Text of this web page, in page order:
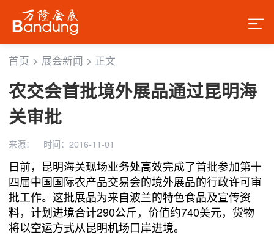
首页 > 展会新闻 > 正文
农交会首批境外展品通过昆明海
关审批
来源： 时间：2016-11-01
日前，昆明海关现场业务处高效完成了首批参加第十
四届中国国际农产品交易会的境外展品的行政许可审
批工作。这批展品为来自波兰的特色食品及宣传资
料，计划进境合计290公斤，价值约740美元，货物
将以空运方式从昆明机场口岸进境。